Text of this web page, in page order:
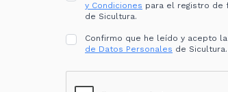
y Condiciones
de Sicultura.
Confirmo que he leído y acepto la
de Datos Personales de Sicultura.